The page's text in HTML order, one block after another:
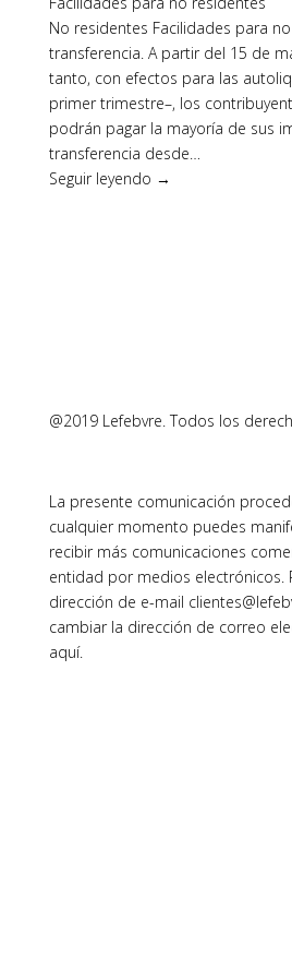
No residentes Facilidades para
transferencia. A partir del 15 de
tanto, con efectos para las
primer trimestre–, los
podrán pagar la mayoría de sus
transferencia desde…
Seguir leyendo →
@2019 Lefebvre. Todos los
La presente comunicación
cualquier momento puedes
recibir más comunicaciones
entidad por medios electrónicos.
dirección de e-mail
cambiar la dirección de correo
aquí.